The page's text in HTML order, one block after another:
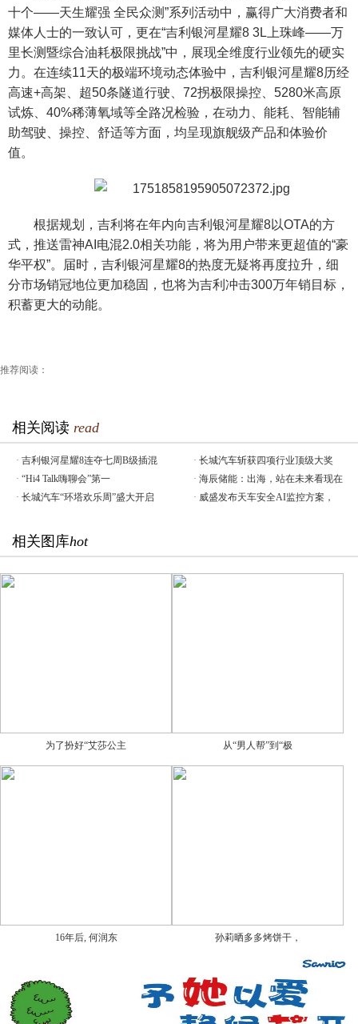
十个——天生耀强 全民众测”系列活动中，赢得广大消费者和
媒体人士的一致认可，更在“吉利银河星耀8 3L上珠峰——万
里长测暨综合油耗极限挑战”中，展现全维度行业领先的硬实
力。在连续11天的极端环境动态体验中，吉利银河星耀8历经
高速+高架、超50条隧道行驶、72拐极限操控、5280米高原
试炼、40%稀薄氧域等全路况检验，在动力、能耗、智能辅
助驾驶、操控、舒适等方面，均呈现旗舰级产品和体验价
值。
根据规划，吉利将在年内向吉利银河星耀8以OTA的方
式，推送雷神AI电混2.0相关功能，将为用户带来更超值的“豪
华平权”。届时，吉利银河星耀8的热度无疑将再度拉升，细
分市场销冠地位更加稳固，也将为吉利冲击300万年销目标，
积蓄更大的动能。
推荐阅读：
相关阅读 read
· 吉利银河星耀8连夺七周B级插混 · 长城汽车斩获四项行业顶级大奖
· “Hi4 Talk嗨聊会”第一 · 海辰储能：出海，站在未来看现在
· 长城汽车“环塔欢乐周”盛大开启 · 威盛发布天车安全AI监控方案，
相关图库hot
为了扮好“艾莎公主 从“男人帮”到“极
16年后, 何润东 孙莉晒多多烤饼干，